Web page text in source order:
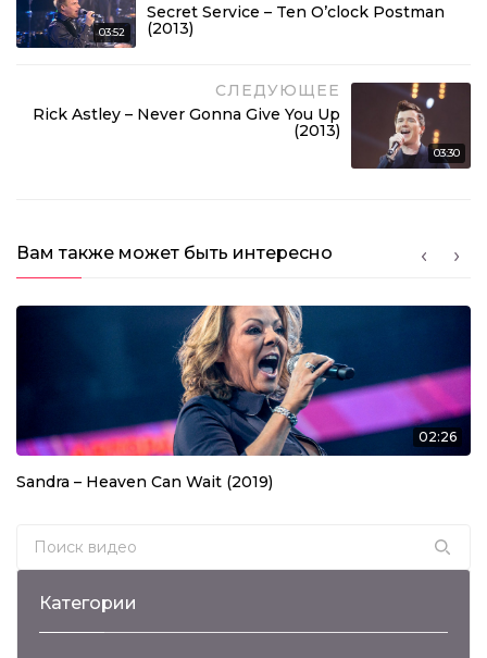
03:52
Secret Service – Ten O’clock Postman
(2013)
СЛЕДУЮЩЕЕ
Rick Astley – Never Gonna Give You Up
(2013)
03:30
Вам также может быть интересно
02:26
Sandra – Heaven Can Wait (2019)
Search for:
Категории